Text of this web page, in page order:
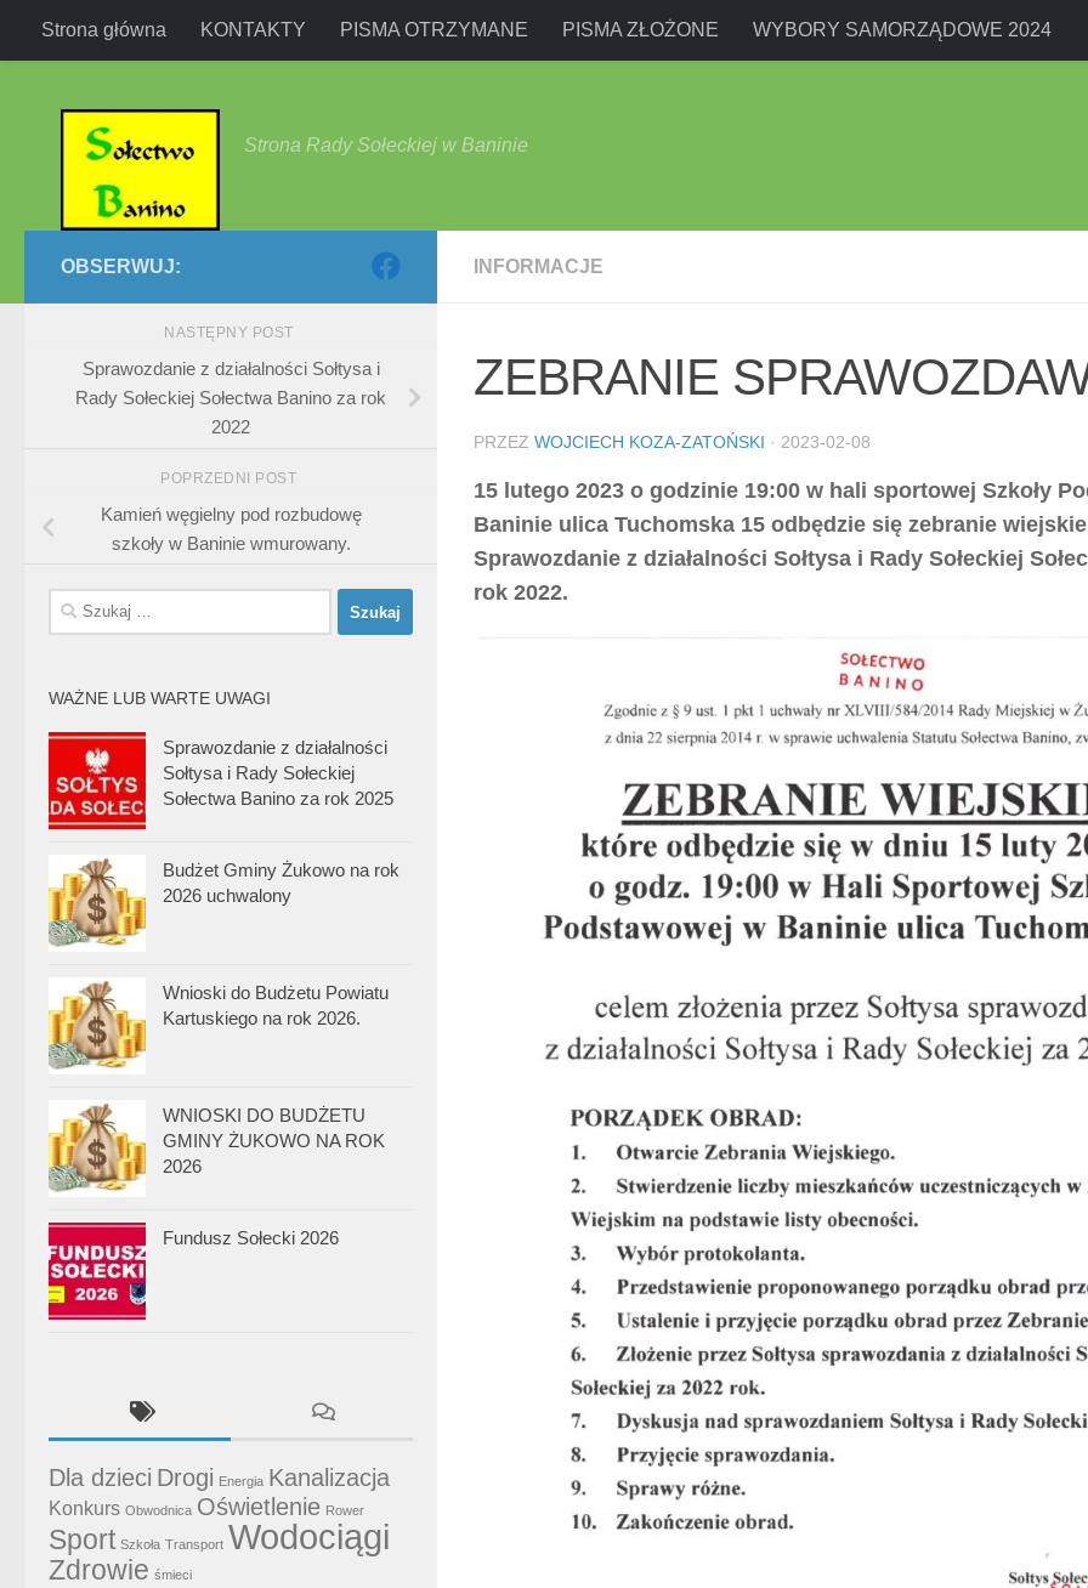
Przejdź do treści
Strona główna KONTAKTY PISMA OTRZYMANE PISMA ZŁOŻONE WYBORY SAMORZĄDOWE 2024
Strona Rady Sołeckiej w Baninie
INFORMACJE
ZEBRANIE
PRZEZ WOJCIECH KOZA-ZATOŃSKI · 2023-02-08
15 lutego 2023 o godzinie 19:00 w hali sportowej Szkoły
Baninie ulica Tuchomska 15 odbędzie się zebranie
Sprawozdanie z działalności Sołtysa i Rady Sołeckiej
rok 2022.
OBSERWUJ:
NASTĘPNY POST
Sprawozdanie z działalności Sołtysa i
Rady Sołeckiej Sołectwa Banino za rok
2022
POPRZEDNI POST
Kamień węgielny pod rozbudowę
szkoły w Baninie wmurowany.
Szukaj:
WAŻNE LUB WARTE UWAGI
Sprawozdanie z działalności
Sołtysa i Rady Sołeckiej
Sołectwa Banino za rok 2025
Budżet Gminy Żukowo na rok
2026 uchwalony
Wnioski do Budżetu Powiatu
Kartuskiego na rok 2026.
WNIOSKI DO BUDŻETU
GMINY ŻUKOWO NA ROK
2026
Fundusz Sołecki 2026
Dla dzieci Drogi Energia Kanalizacja
Konkurs Obwodnica Oświetlenie Rower
Sport Szkoła Transport Wodociągi
Zdrowie śmieci